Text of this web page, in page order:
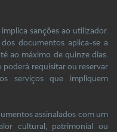
sanções ao utilizador.
documentos aplica-se a
ao máximo de quinze dias.
poderá requisitar ou reservar
serviços que impliquem
assinalados com um
cultural, patrimonial ou